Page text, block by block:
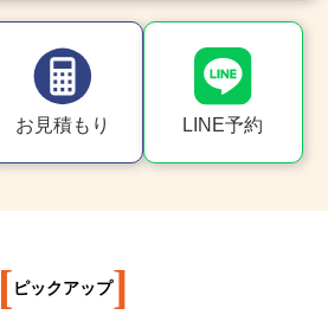
お見積もり LINE予約
[ ピックアップ]